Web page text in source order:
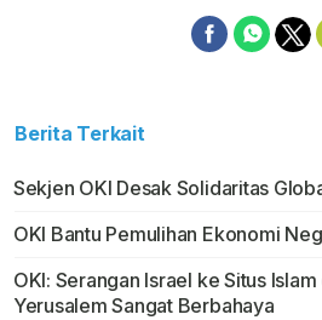
Berita Terkait
Sekjen OKI Desak Solidaritas
OKI Bantu Pemulihan Ekonomi
OKI: Serangan Israel ke Situs
Yerusalem Sangat Berbahaya